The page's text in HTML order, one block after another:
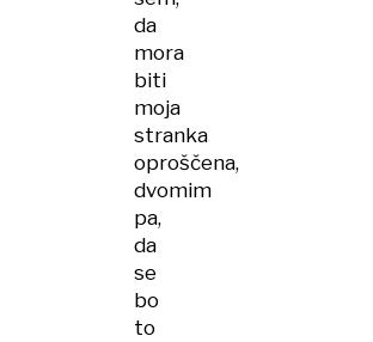
da
mora
biti
moja
stranka
oproščena,
dvomim
pa,
da
se
bo
to